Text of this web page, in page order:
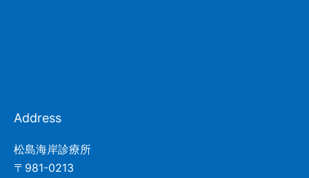
Address
松島海岸診療所
〒981-0213